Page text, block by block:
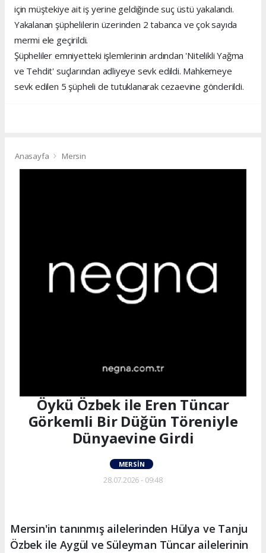
için müştekiye ait iş yerine geldiğinde suç üstü yakalandı.
Yakalanan şüphelilerin üzerinden 2 tabanca ve çok sayıda
mermi ele geçirildi.
Şüpheliler emniyetteki işlemlerinin ardından 'Nitelikli Yağma
ve Tehdit' suçlarından adliyeye sevk edildi. Mahkemeye
sevk edilen 5 şüpheli de tutuklanarak cezaevine gönderildi.
Anasayfa Mersin
Öykü Özbek ile Eren Tüncar
Görkemli Bir Düğün Töreniyle
Dünyaevine Girdi
MERSIN
28.07.2026 - 09:48
Mersin'in tanınmış ailelerinden Hülya ve Tanju
Özbek ile Aygül ve Süleyman Tüncar ailelerinin